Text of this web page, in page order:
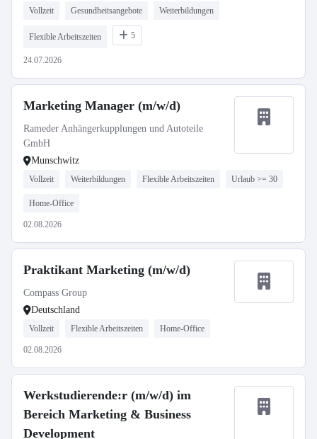
Vollzeit Gesundheitsangebote Weiterbildungen
Flexible Arbeitszeiten 5
24.07.2026
Marketing Manager (m/w/d)
Rameder Anhängerkupplungen und Autoteile
GmbH
Munschwitz
Vollzeit Weiterbildungen Flexible Arbeitszeiten Urlaub >= 30
Home-Office
02.08.2026
Praktikant Marketing (m/w/d)
Compass Group
Deutschland
Vollzeit Flexible Arbeitszeiten Home-Office
02.08.2026
Werkstudierende:r (m/w/d) im
Bereich Marketing & Business
Development